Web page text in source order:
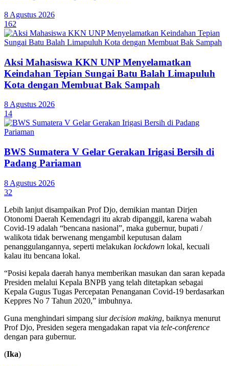
8 Agustus 2026
162
Aksi Mahasiswa KKN UNP Menyelamatkan
Keindahan Tepian Sungai Batu Balah Limapuluh
Kota dengan Membuat Bak Sampah
8 Agustus 2026
14
BWS Sumatera V Gelar Gerakan Irigasi Bersih di
Padang Pariaman
8 Agustus 2026
32
Lebih lanjut disampaikan Prof Djo, demikian mantan Dirjen
Otonomi Daerah Kemendagri itu akrab dipanggil, karena wabah
Covid-19 adalah “bencana nasional”, maka gubernur, bupati /
walikota tidak berwenang mengambil keputusan dalam
penanggulangannya, seperti melakukan lockdown lokal, kecuali
kalau itu bencana lokal.
“Posisi kepala daerah hanya memberikan masukan dan saran kepada
Presiden melalui Kepala BNPB yang telah ditetapkan sebagai
Kepala Gugus Tugas Percepatan Penanganan Covid-19 berdasarkan
Keppres No 7 Tahun 2020,” imbuhnya.
Guna menghindari simpang siurdecision making, baiknya menurut
Prof Djo, Presiden segera mengadakan rapat via tele-conference
dengan para gubernur.
(Ika)